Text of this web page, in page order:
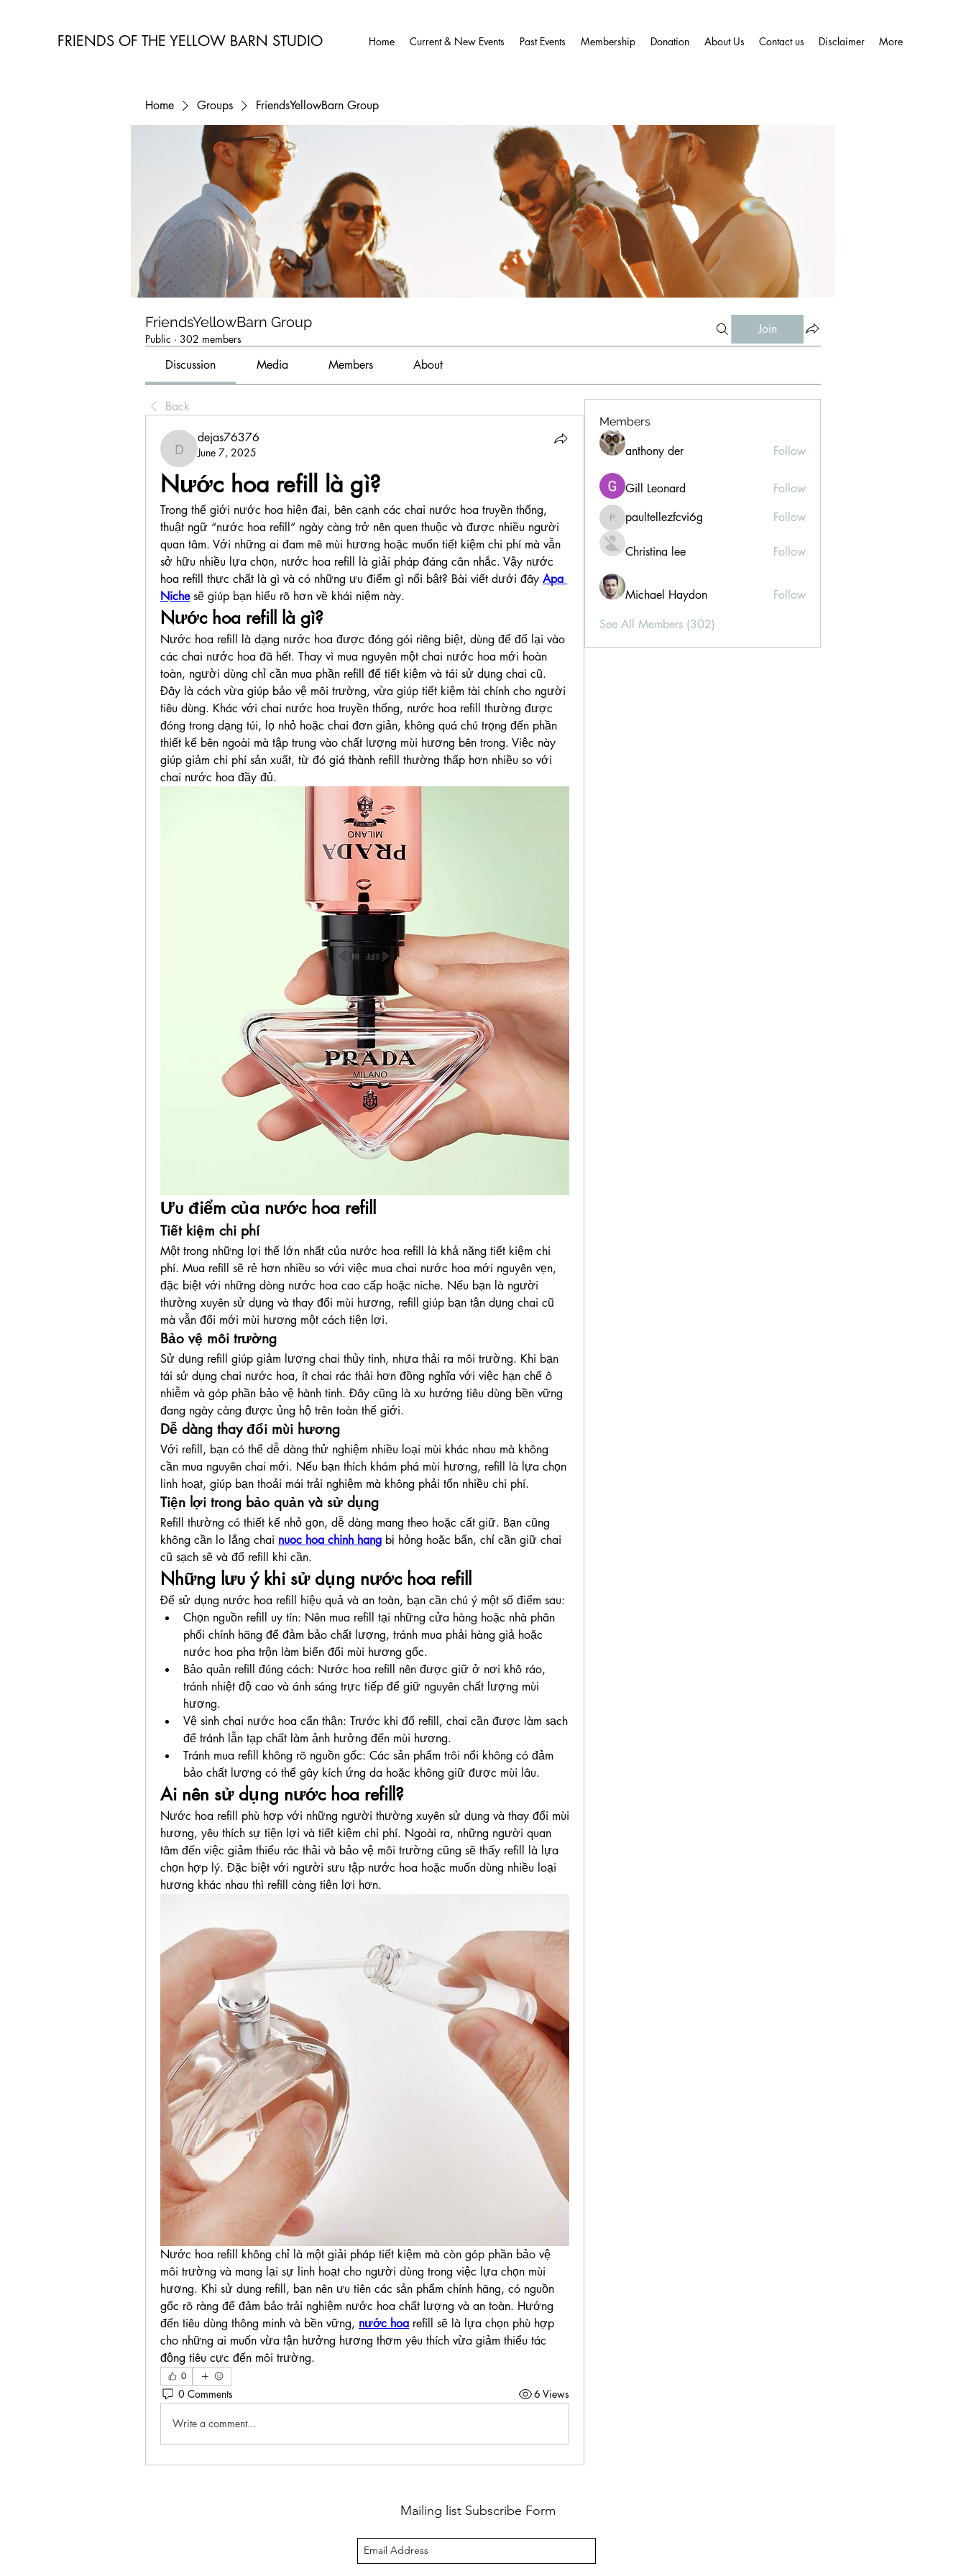
FRIENDS OF THE YELLOW BARN STUDIO Home Current & New Events Past Events Membership Donation About Us Contact us Disclaimer More
Home Groups FriendsYellowBarn Group
FriendsYellowBarn Group
Public · 302 members
Join
Discussion Media Members About
Back
dejas76376
dejas76376
June 7, 2025
Nước hoa refill là gì?
Trong thế giới nước hoa hiện đại, bên cạnh các chai nước hoa truyền thống,
thuật ngữ “nước hoa refill” ngày càng trở nên quen thuộc và được nhiều người
quan tâm. Với những ai đam mê mùi hương hoặc muốn tiết kiệm chi phí mà vẫn
sở hữu nhiều lựa chọn, nước hoa refill là giải pháp đáng cân nhắc. Vậy nước
hoa refill thực chất là gì và có những ưu điểm gì nổi bật? Bài viết dưới đây Apa
Niche sẽ giúp bạn hiểu rõ hơn về khái niệm này.
Nước hoa refill là gì?
Nước hoa refill là dạng nước hoa được đóng gói riêng biệt, dùng để đổ lại vào
các chai nước hoa đã hết. Thay vì mua nguyên một chai nước hoa mới hoàn
toàn, người dùng chỉ cần mua phần refill để tiết kiệm và tái sử dụng chai cũ.
Đây là cách vừa giúp bảo vệ môi trường, vừa giúp tiết kiệm tài chính cho người
tiêu dùng. Khác với chai nước hoa truyền thống, nước hoa refill thường được
đóng trong dạng túi, lọ nhỏ hoặc chai đơn giản, không quá chú trọng đến phần
thiết kế bên ngoài mà tập trung vào chất lượng mùi hương bên trong. Việc này
giúp giảm chi phí sản xuất, từ đó giá thành refill thường thấp hơn nhiều so với
chai nước hoa đầy đủ.
Ưu điểm của nước hoa refill
Tiết kiệm chi phí
Một trong những lợi thế lớn nhất của nước hoa refill là khả năng tiết kiệm chi
phí. Mua refill sẽ rẻ hơn nhiều so với việc mua chai nước hoa mới nguyên vẹn,
đặc biệt với những dòng nước hoa cao cấp hoặc niche. Nếu bạn là người
thường xuyên sử dụng và thay đổi mùi hương, refill giúp bạn tận dụng chai cũ
mà vẫn đổi mới mùi hương một cách tiện lợi.
Bảo vệ môi trường
Sử dụng refill giúp giảm lượng chai thủy tinh, nhựa thải ra môi trường. Khi bạn
tái sử dụng chai nước hoa, ít chai rác thải hơn đồng nghĩa với việc hạn chế ô
nhiễm và góp phần bảo vệ hành tinh. Đây cũng là xu hướng tiêu dùng bền vững
đang ngày càng được ủng hộ trên toàn thế giới.
Dễ dàng thay đổi mùi hương
Với refill, bạn có thể dễ dàng thử nghiệm nhiều loại mùi khác nhau mà không
cần mua nguyên chai mới. Nếu bạn thích khám phá mùi hương, refill là lựa chọn
linh hoạt, giúp bạn thoải mái trải nghiệm mà không phải tốn nhiều chi phí.
Tiện lợi trong bảo quản và sử dụng
Refill thường có thiết kế nhỏ gọn, dễ dàng mang theo hoặc cất giữ. Bạn cũng
không cần lo lắng chai nuoc hoa chinh hang bị hỏng hoặc bẩn, chỉ cần giữ chai
cũ sạch sẽ và đổ refill khi cần.
Những lưu ý khi sử dụng nước hoa refill
Để sử dụng nước hoa refill hiệu quả và an toàn, bạn cần chú ý một số điểm sau:
Chọn nguồn refill uy tín: Nên mua refill tại những cửa hàng hoặc nhà phân
phối chính hãng để đảm bảo chất lượng, tránh mua phải hàng giả hoặc
nước hoa pha trộn làm biến đổi mùi hương gốc.
Bảo quản refill đúng cách: Nước hoa refill nên được giữ ở nơi khô ráo,
tránh nhiệt độ cao và ánh sáng trực tiếp để giữ nguyên chất lượng mùi
hương.
Vệ sinh chai nước hoa cẩn thận: Trước khi đổ refill, chai cần được làm sạch
để tránh lẫn tạp chất làm ảnh hưởng đến mùi hương.
Tránh mua refill không rõ nguồn gốc: Các sản phẩm trôi nổi không có đảm
bảo chất lượng có thể gây kích ứng da hoặc không giữ được mùi lâu.
Ai nên sử dụng nước hoa refill?
Nước hoa refill phù hợp với những người thường xuyên sử dụng và thay đổi mùi
hương, yêu thích sự tiện lợi và tiết kiệm chi phí. Ngoài ra, những người quan
tâm đến việc giảm thiểu rác thải và bảo vệ môi trường cũng sẽ thấy refill là lựa
chọn hợp lý. Đặc biệt với người sưu tập nước hoa hoặc muốn dùng nhiều loại
hương khác nhau thì refill càng tiện lợi hơn.
Nước hoa refill không chỉ là một giải pháp tiết kiệm mà còn góp phần bảo vệ
môi trường và mang lại sự linh hoạt cho người dùng trong việc lựa chọn mùi
hương. Khi sử dụng refill, bạn nên ưu tiên các sản phẩm chính hãng, có nguồn
gốc rõ ràng để đảm bảo trải nghiệm nước hoa chất lượng và an toàn. Hướng
đến tiêu dùng thông minh và bền vững, nước hoa refill sẽ là lựa chọn phù hợp
cho những ai muốn vừa tận hưởng hương thơm yêu thích vừa giảm thiểu tác
động tiêu cực đến môi trường.
0
0 Comments 6 Views
Write a comment...
Members
anthony der Follow
Gill Leonard Follow
paultellezfcvi6g
paultellezfcvi6g Follow
Christina lee Follow
Michael Haydon
Follow
See All Members (302)
Mailing list Subscribe Form